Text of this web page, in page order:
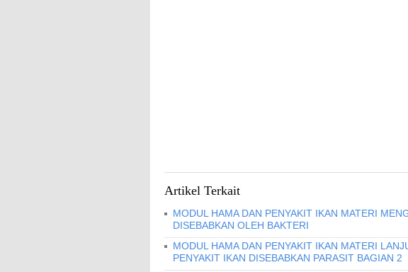
Artikel Terkait
MODUL HAMA DAN PENYAKIT IKAN MATERI
DISEBABKAN OLEH BAKTERI
MODUL HAMA DAN PENYAKIT IKAN MATERI
PENYAKIT IKAN DISEBABKAN PARASIT BAGIAN 2